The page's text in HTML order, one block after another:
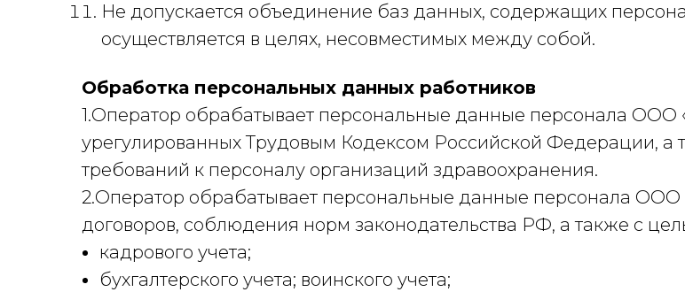
Не допускается объединение баз данных, содержащих
осуществляется в целях, несовместимых между собой.
Обработка персональных данных работников
1.Оператор обрабатывает персональные данные персонала ООО
урегулированных Трудовым Кодексом Российской Федерации,
требований к персоналу организаций здравоохранения.
2.Оператор обрабатывает персональные данные персонала ООО
договоров, соблюдения норм законодательства РФ, а также с
кадрового учета;
бухгалтерского учета; воинского учета;